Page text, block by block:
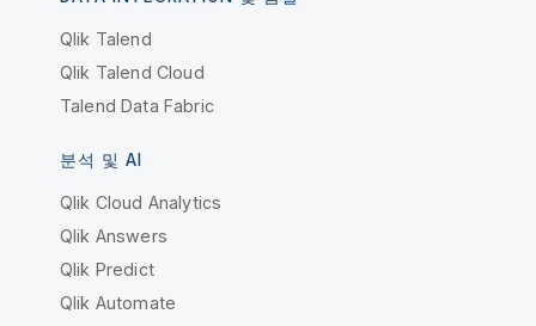
Qlik Talend
Qlik Talend Cloud
Talend Data Fabric
분석 및 AI
Qlik Cloud Analytics
Qlik Answers
Qlik Predict
Qlik Automate